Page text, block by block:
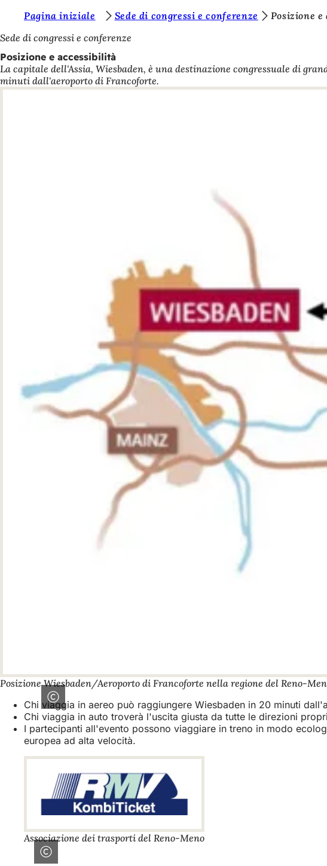
Vai al contenuto
i
e
t
e
Pagina iniziale Sede di congressi e conferenze
Posizione
Sede di congressi e conferenze
Posizione e accessibilità
La capitale dell'Assia, Wiesbaden, è una destinazione congressuale di
minuti dall'aeroporto di Francoforte.
Posizione Wiesbaden/Aeroporto di Francoforte nella regione del Reno-
Chi viaggia in aereo può raggiungere Wiesbaden in 20 minuti
Chi viaggia in auto troverà l'uscita giusta da tutte le direzioni
I partecipanti all'evento possono viaggiare in treno in modo
europea ad alta velocità.
Associazione dei trasporti del Reno-Meno